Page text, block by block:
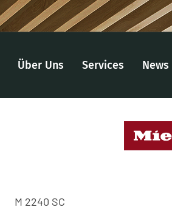
Über Uns Services News
M 2240 SC